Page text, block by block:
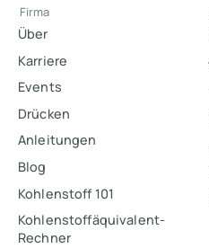
Firma
Über
Karriere
Events
Drücken
Anleitungen
Blog
Kohlenstoff 101
Kohlenstoffäquivalent-
Rechner